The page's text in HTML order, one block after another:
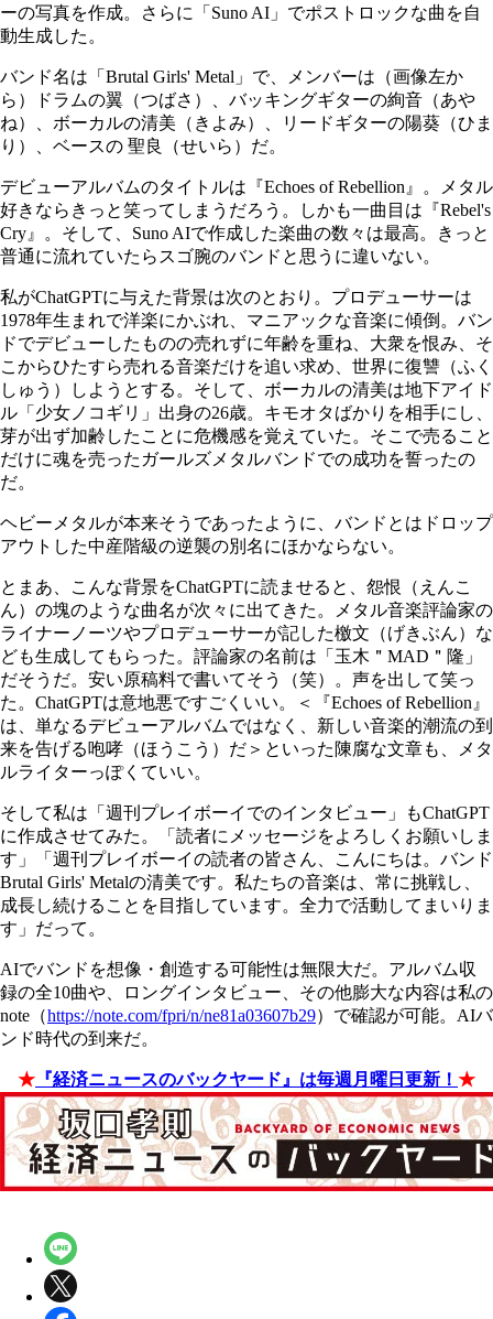
ーの写真を作成。さらに「Suno AI」でポストロックな曲を自
動生成した。
バンド名は「Brutal Girls' Metal」で、メンバーは（画像左か
ら）ドラムの翼（つばさ）、バッキングギターの絢音（あや
ね）、ボーカルの清美（きよみ）、リードギターの陽葵（ひま
り）、ベースの 聖良（せいら）だ。
デビューアルバムのタイトルは『Echoes of Rebellion』。メタル
好きならきっと笑ってしまうだろう。しかも一曲目は『Rebel's
Cry』。そして、Suno AIで作成した楽曲の数々は最高。きっと
普通に流れていたらスゴ腕のバンドと思うに違いない。
私がChatGPTに与えた背景は次のとおり。プロデューサーは
1978年生まれで洋楽にかぶれ、マニアックな音楽に傾倒。バン
ドでデビューしたものの売れずに年齢を重ね、大衆を恨み、そ
こからひたすら売れる音楽だけを追い求め、世界に復讐（ふく
しゅう）しようとする。そして、ボーカルの清美は地下アイド
ル「少女ノコギリ」出身の26歳。キモオタばかりを相手にし、
芽が出ず加齢したことに危機感を覚えていた。そこで売ること
だけに魂を売ったガールズメタルバンドでの成功を誓ったの
だ。
ヘビーメタルが本来そうであったように、バンドとはドロップ
アウトした中産階級の逆襲の別名にほかならない。
とまあ、こんな背景をChatGPTに読ませると、怨恨（えんこ
ん）の塊のような曲名が次々に出てきた。メタル音楽評論家の
ライナーノーツやプロデューサーが記した檄文（げきぶん）な
ども生成してもらった。評論家の名前は「玉木＂MAD＂隆」
だそうだ。安い原稿料で書いてそう（笑）。声を出して笑っ
た。ChatGPTは意地悪ですごくいい。＜『Echoes of Rebellion』
は、単なるデビューアルバムではなく、新しい音楽的潮流の到
来を告げる咆哮（ほうこう）だ＞といった陳腐な文章も、メタ
ルライターっぽくていい。
そして私は「週刊プレイボーイでのインタビュー」もChatGPT
に作成させてみた。「読者にメッセージをよろしくお願いしま
す」「週刊プレイボーイの読者の皆さん、こんにちは。バンド
Brutal Girls' Metalの清美です。私たちの音楽は、常に挑戦し、
成長し続けることを目指しています。全力で活動してまいりま
す」だって。
AIでバンドを想像・創造する可能性は無限大だ。アルバム収
録の全10曲や、ロングインタビュー、その他膨大な内容は私の
note（https://note.com/fpri/n/ne81a03607b29）で確認が可能。AIバ
ンド時代の到来だ。
★ 『経済ニュースのバックヤード』は毎週月曜日更新！ ★